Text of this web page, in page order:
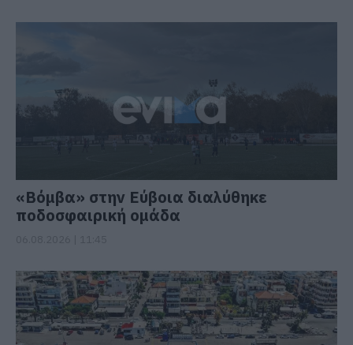
«Βόμβα» στην Εύβοια διαλύθηκε
ποδοσφαιρική ομάδα